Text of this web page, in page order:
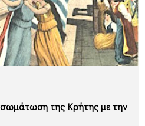
της Κρήτης με την